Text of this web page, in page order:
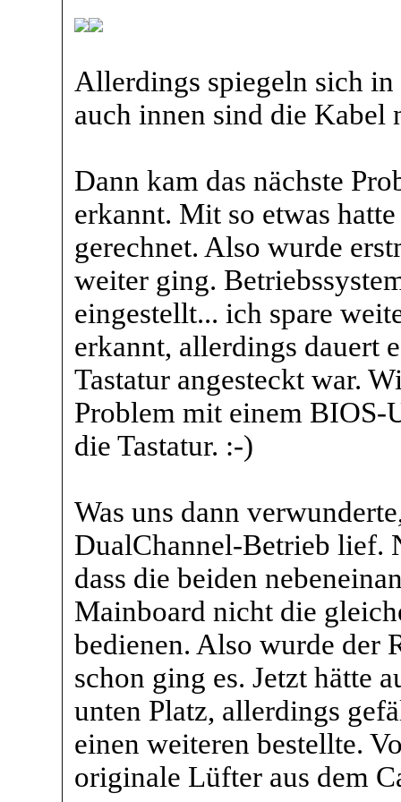
Allerdings spiegeln sich
auch innen sind die
Dann kam das nächste
erkannt. Mit so etwas
gerechnet. Also wurde
weiter ging.
eingestellt... ich spare
erkannt, allerdings dauert
Tastatur angesteckt war.
Problem mit einem BIOS-
die Tastatur. :-)
Was uns dann
DualChannel-Betrieb lief.
dass die beiden
Mainboard nicht die
bedienen. Also wurde der
schon ging es. Jetzt hätte
unten Platz, allerdings
einen weiteren bestellte.
originale Lüfter aus dem